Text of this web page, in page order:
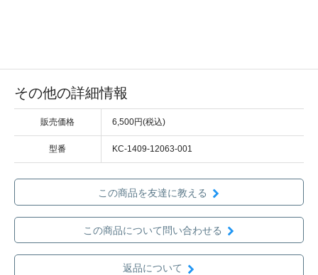
その他の詳細情報
販売価格 6,500円(税込)
型番 KC-1409-12063-001
この商品を友達に教える
この商品について問い合わせる
返品について